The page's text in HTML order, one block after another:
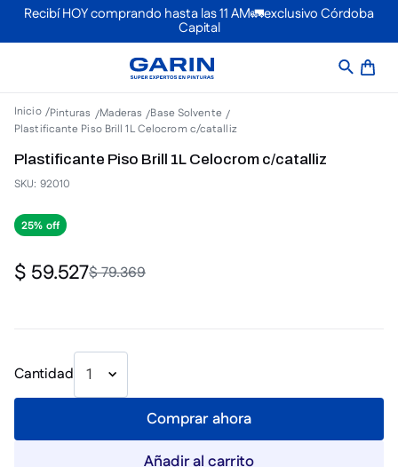
Recibí HOY comprando hasta las 11 AM🚛exclusivo Córdoba
Capital
Pinturas Maderas
Base Solvente
Plastificante Piso Brill 1L Celocrom c/catalliz
Plastificante Piso Brill 1L Celocrom c/catalliz
SKU: 92010
25%
$79.369
$ 59.527
Cantidad 1
Comprar ahora
Añadir al carrito